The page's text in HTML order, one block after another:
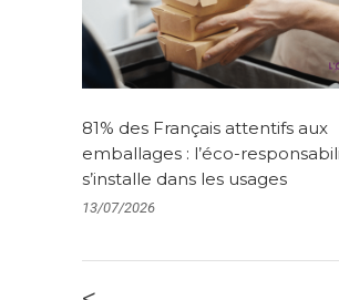
81% des Français attentifs aux
emballages : l’éco-
s’installe dans les usages
13/07/2026